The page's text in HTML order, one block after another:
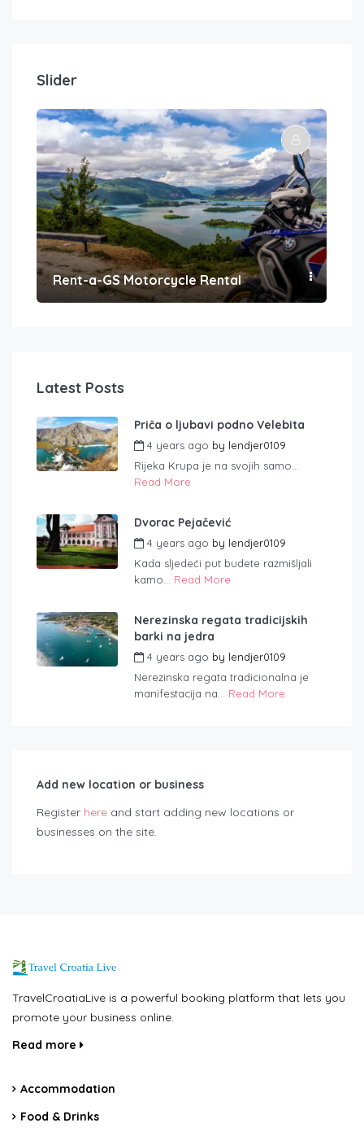
Slider
Rent-a-GS Motorcycle Rental
Latest Posts
Priča o ljubavi podno Velebita
4 years ago by lendjer0109
Rijeka Krupa je na svojih samo...
Read More
Dvorac Pejačević
4 years ago by lendjer0109
Kada sljedeći put budete razmišljali
kamo... Read More
Nerezinska regata tradicijskih
barki na jedra
4 years ago by lendjer0109
Nerezinska regata tradicionalna je
manifestacija na... Read More
Add new location or business
Register here and start adding new locations or
businesses on the site.
TravelCroatiaLive is a powerful booking platform that lets you
promote your business online.
Read more
Accommodation
Food & Drinks